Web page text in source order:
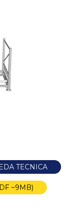
TECNICA
~9MB)